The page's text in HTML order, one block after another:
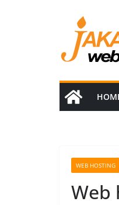
WEB HOSTING
Web